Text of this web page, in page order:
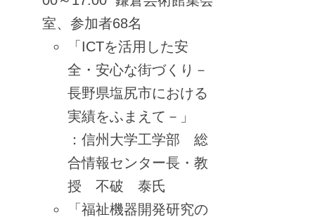
室、参加者68名
「ICTを活用した安
全・安心な街づくり－
長野県塩尻市における
実績をふまえて－」
：信州大学工学部 総
合情報センター長・教
授 不破 泰氏
「福祉機器開発研究の